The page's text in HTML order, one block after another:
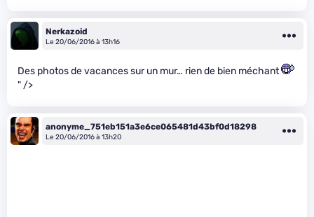
Nerkazoid
Le 20/06/2016 à 13h16
Des photos de vacances sur un mur… rien de bien méchant
" />
anonyme_751eb151a3e6ce065481d43bf0d18298
Le 20/06/2016 à 13h20